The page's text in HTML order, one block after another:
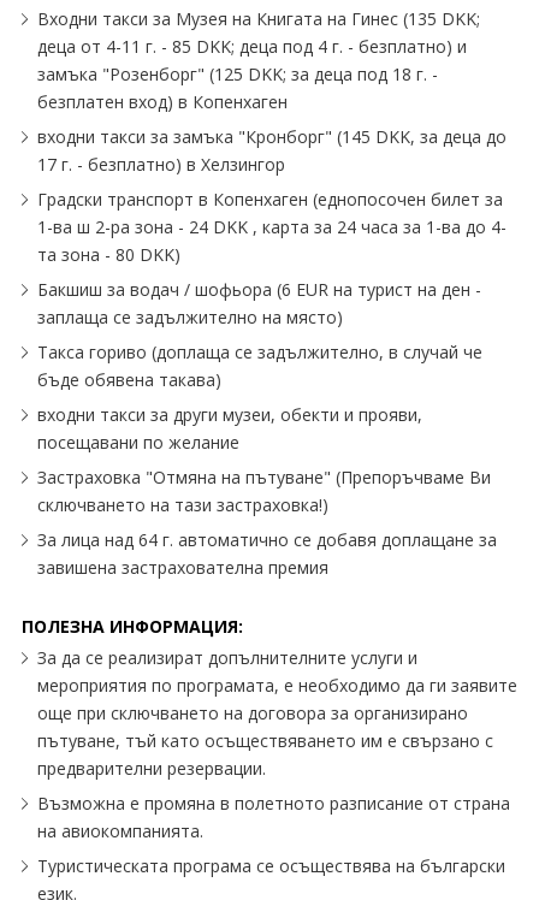
Входни такси за Музея на Книгата на Гинес (135 DKK;
деца от 4-11 г. - 85 DKK; деца под 4 г. - безплатно) и
замъка "Розенборг" (125 DKK; за деца под 18 г. -
безплатен вход) в Копенхаген
входни такси за замъка "Кронборг" (145 DKK, за деца до
17 г. - безплатно) в Хелзингор
Градски транспорт в Копенхаген (еднопосочен билет за
1-ва ш 2-ра зона - 24 DKK , карта за 24 часа за 1-ва до 4-
та зона - 80 DKK)
Бакшиш за водач / шофьора (6 EUR на турист на ден -
заплаща се задължително на място)
Такса гориво (доплаща се задължително, в случай че
бъде обявена такава)
входни такси за други музеи, обекти и прояви,
посещавани по желание
Застраховка "Отмяна на пътуване" (Препоръчваме Ви
сключването на тази застраховка!)
За лица над 64 г. автоматично се добавя доплащане за
завишена застрахователна премия
ПОЛЕЗНА ИНФОРМАЦИЯ:
За да се реализират допълнителните услуги и
мероприятия по програмата, е необходимо да ги заявите
още при сключването на договора за организирано
пътуване, тъй като осъществяването им е свързано с
предварителни резервации.
Възможна е промяна в полетното разписание от страна
на авиокомпанията.
Туристическата програма се осъществява на български
език.